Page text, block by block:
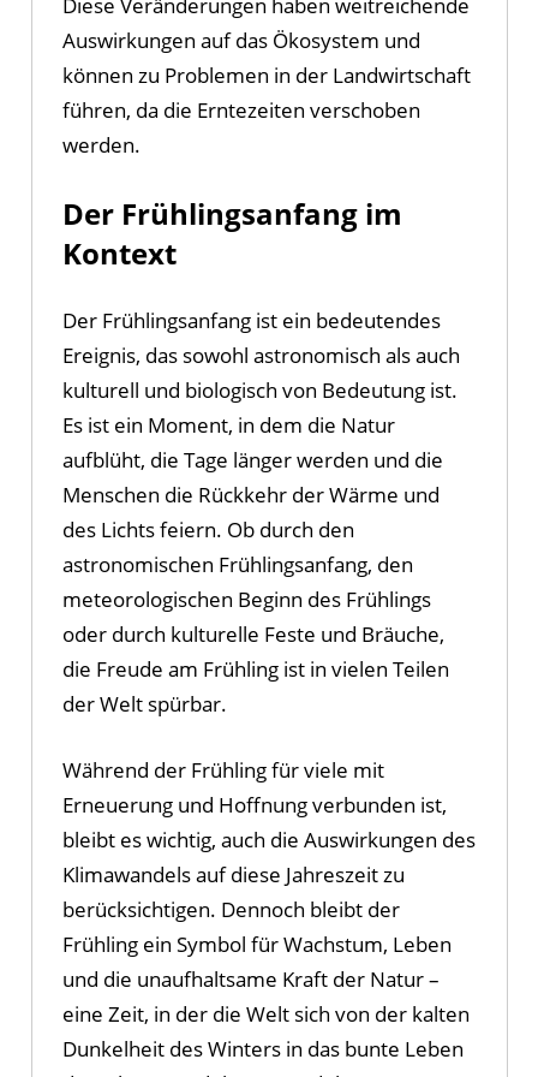
Diese Veränderungen haben weitreichende
Auswirkungen auf das Ökosystem und
können zu Problemen in der Landwirtschaft
führen, da die Erntezeiten verschoben
werden.
Der Frühlingsanfang im
Kontext
Der Frühlingsanfang ist ein bedeutendes
Ereignis, das sowohl astronomisch als auch
kulturell und biologisch von Bedeutung ist.
Es ist ein Moment, in dem die Natur
aufblüht, die Tage länger werden und die
Menschen die Rückkehr der Wärme und
des Lichts feiern. Ob durch den
astronomischen Frühlingsanfang, den
meteorologischen Beginn des Frühlings
oder durch kulturelle Feste und Bräuche,
die Freude am Frühling ist in vielen Teilen
der Welt spürbar.
Während der Frühling für viele mit
Erneuerung und Hoffnung verbunden ist,
bleibt es wichtig, auch die Auswirkungen des
Klimawandels auf diese Jahreszeit zu
berücksichtigen. Dennoch bleibt der
Frühling ein Symbol für Wachstum, Leben
und die unaufhaltsame Kraft der Natur –
eine Zeit, in der die Welt sich von der kalten
Dunkelheit des Winters in das bunte Leben